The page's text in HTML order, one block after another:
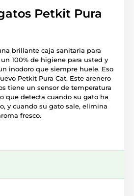
Petkit Pura
brillante caja sanitaria para
100% de higiene para usted y
inodoro que siempre huele. Eso
Petkit Pura Cat. Este arenero
tiene un sensor de temperatura
que detecta cuando su gato ha
y cuando su gato sale, elimina
fresco.